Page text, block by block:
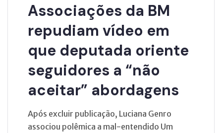
Associações da BM
repudiam vídeo em
que deputada oriente
seguidores a “não
aceitar” abordagens
Após excluir publicação, Luciana Genro
associou polêmica a mal-entendido Um